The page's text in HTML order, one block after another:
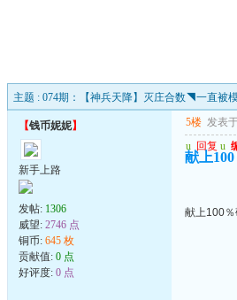
主题 : 074期：【神兵天降】灭庄合数◥一直被
【钱币妮妮】
新手上路
发帖: 1306
威望: 2746 点
铜币: 645 枚
贡献值: 0 点
好评度: 0 点
5楼 发表
u 回复 u
献上
献上100％